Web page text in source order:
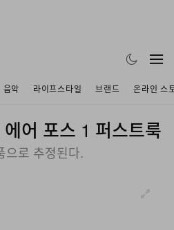
음악 라이프스타일 브랜드 온라인 스
어 포스 1 퍼스트룩
으로 추정된다.